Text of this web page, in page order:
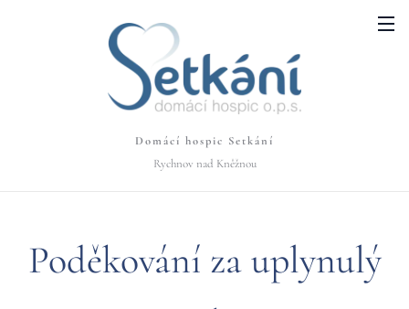
Domácí hospic Setkání
Rychnov nad Kněžnou
Poděkování za uplynulý